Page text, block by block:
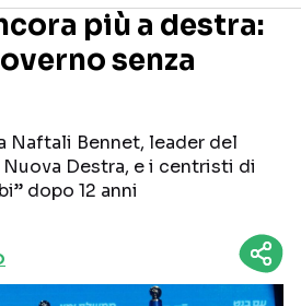
sui social
più a destra:
senza
Naftali Bennet, leader del
Destra, e i centristi di
dopo 12 anni